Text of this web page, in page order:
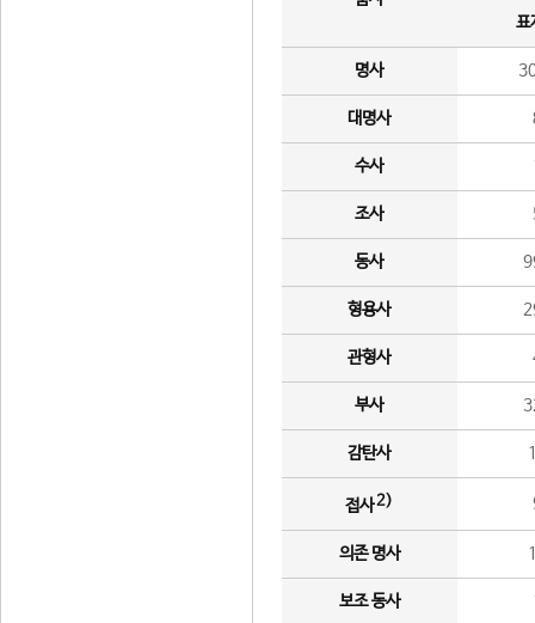
표
명사
대명사
수사
조사
동사
형용사
관형사
부사
감탄사
접사2)
의존 명사
보조 동사